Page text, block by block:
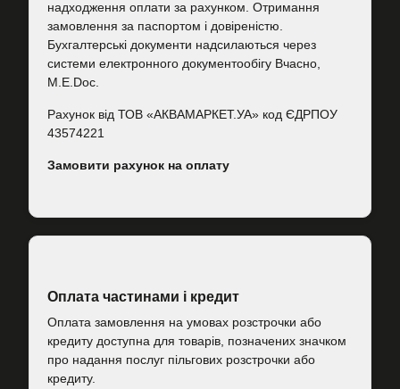
надходження оплати за рахунком. Отримання
замовлення за паспортом і довіреністю.
Бухгалтерські документи надсилаються через
системи електронного документообігу Вчасно,
M.E.Doc.
Рахунок від ТОВ «АКВАМАРКЕТ.УА» код ЄДРПОУ
43574221
Замовити рахунок на оплату
Оплата частинами і кредит
Оплата замовлення на умовах розстрочки або
кредиту доступна для товарів, позначених значком
про надання послуг пільгових розстрочки або
кредиту.